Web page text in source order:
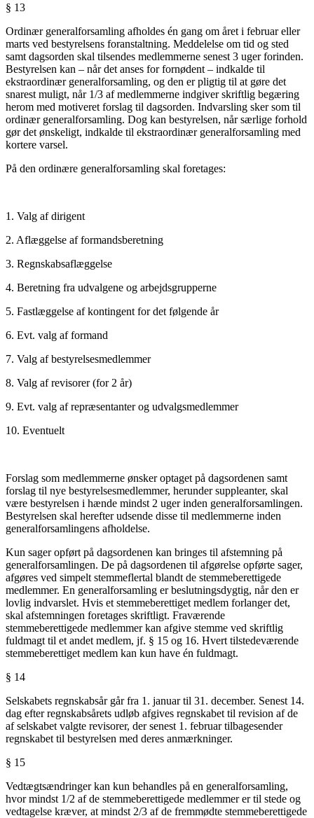
§ 13
Ordinær generalforsamling afholdes én gang om året i februar eller
marts ved bestyrelsens foranstaltning. Meddelelse om tid og sted
samt dagsorden skal tilsendes medlemmerne senest 3 uger forinden.
Bestyrelsen kan – når det anses for fornødent – indkalde til
ekstraordinær generalforsamling, og den er pligtig til at gøre det
snarest muligt, når 1/3 af medlemmerne indgiver skriftlig begæring
herom med motiveret forslag til dagsorden. Indvarsling sker som til
ordinær generalforsamling. Dog kan bestyrelsen, når særlige forhold
gør det ønskeligt, indkalde til ekstraordinær generalforsamling med
kortere varsel.
På den ordinære generalforsamling skal foretages:
1. Valg af dirigent
2. Aflæggelse af formandsberetning
3. Regnskabsaflæggelse
4. Beretning fra udvalgene og arbejdsgrupperne
5. Fastlæggelse af kontingent for det følgende år
6. Evt. valg af formand
7. Valg af bestyrelsesmedlemmer
8. Valg af revisorer (for 2 år)
9. Evt. valg af repræsentanter og udvalgsmedlemmer
10. Eventuelt
Forslag som medlemmerne ønsker optaget på dagsordenen samt
forslag til nye bestyrelsesmedlemmer, herunder suppleanter, skal
være bestyrelsen i hænde mindst 2 uger inden generalforsamlingen.
Bestyrelsen skal herefter udsende disse til medlemmerne inden
generalforsamlingens afholdelse.
Kun sager opført på dagsordenen kan bringes til afstemning på
generalforsamlingen. De på dagsordenen til afgørelse opførte sager,
afgøres ved simpelt stemmeflertal blandt de stemmeberettigede
medlemmer. En generalforsamling er beslutningsdygtig, når den er
lovlig indvarslet. Hvis et stemmeberettiget medlem forlanger det,
skal afstemningen foretages skriftligt. Fraværende
stemmeberettigede medlemmer kan afgive stemme ved skriftlig
fuldmagt til et andet medlem, jf. § 15 og 16. Hvert tilstedeværende
stemmeberettiget medlem kan kun have én fuldmagt.
§ 14
Selskabets regnskabsår går fra 1. januar til 31. december. Senest 14.
dag efter regnskabsårets udløb afgives regnskabet til revision af de
af selskabet valgte revisorer, der senest 1. februar tilbagesender
regnskabet til bestyrelsen med deres anmærkninger.
§ 15
Vedtægtsændringer kan kun behandles på en generalforsamling,
hvor mindst 1/2 af de stemmeberettigede medlemmer er til stede og
vedtagelse kræver, at mindst 2/3 af de fremmødte stemmeberettigede